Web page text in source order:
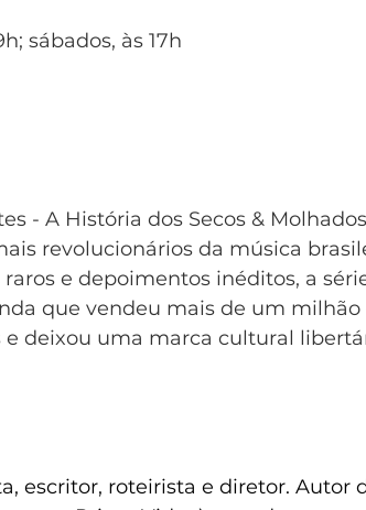
sábados, às 17h
- A História dos Secos &
revolucionários da música
e depoimentos inéditos, a
que vendeu mais de um milhão
deixou uma marca cultural
escritor, roteirista e diretor. Autor